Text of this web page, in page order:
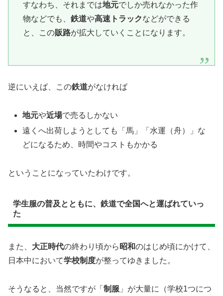
すなわち、それまでは地元でしか売れなかった作
物などでも、 鉄道や高速トラックなどができる
と、この販路が拡大していくことになります。
逆にいえば、この鉄道がなければ
地元や近場で売るしかない
遠くへ出荷しようとしても「馬」「水運（舟）」な
どになるため、時間やコストもかかる
ということになっていたわけです。
​学生服の普及とともに、鉄道で全国へと運ばれていっ
た
また、 大正時代の終わり頃から 昭和のはじめ頃にかけて、
日本中において学校制度が整ってゆきました。
そうなると、当然ですが「 制服 」が大量に（学校1つにつ